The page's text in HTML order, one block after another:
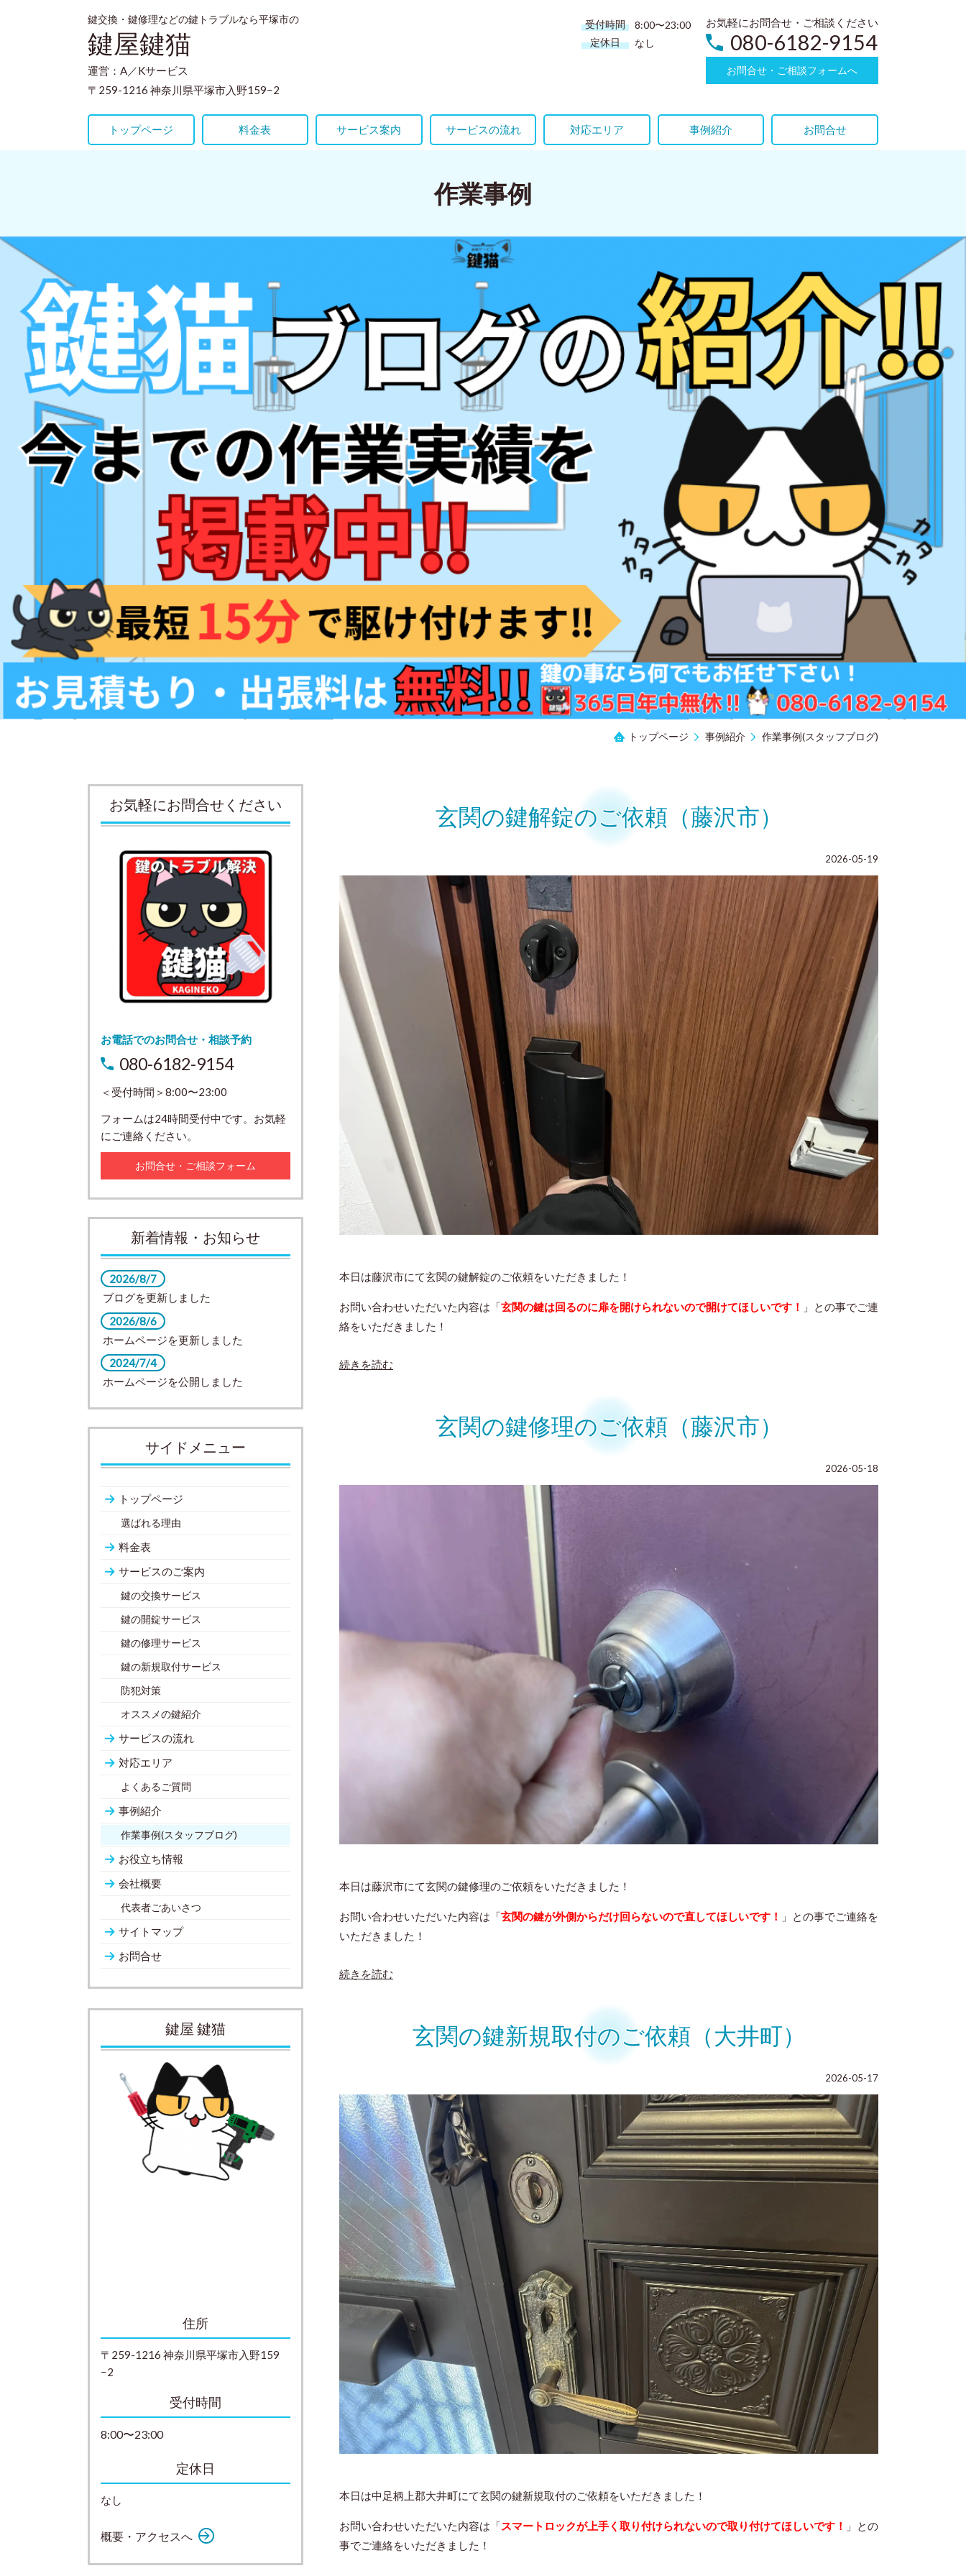
鍵交換・鍵修理などの鍵トラブルなら平塚市の
鍵屋鍵猫
運営：A／Kサービス
〒259-1216 神奈川県平塚市入野159−2
受付時間
8:00〜23:00
定休日
なし
お気軽にお問合せ・ご相談ください
080-6182-9154
お問合せ・ご相談フォームへ
トップページ 料金表 サービス案内 サービスの流れ 対応エリア 事例紹介 お問合せ
作業事例
トップページ 事例紹介 作業事例(スタッフブログ)
玄関の鍵解錠のご依頼（藤沢市）
2026-05-19
本日は藤沢市にて玄関の鍵解錠のご依頼をいただきました！
お問い合わせいただいた内容は「玄関の鍵は回るのに扉を開けられないので開けてほしいです！
」との事でご連
絡をいただきました！
続きを読む
玄関の鍵修理のご依頼（藤沢市）
2026-05-18
本日は藤沢市にて玄関の鍵修理のご依頼をいただきました！
お問い合わせいただいた内容は「玄関の鍵が外側からだけ回らないので直してほしいです！
」との事でご連絡を
いただきました！
続きを読む
玄関の鍵新規取付のご依頼（大井町）
2026-05-17
本日は中足柄上郡大井町にて玄関の鍵新規取付のご依頼をいただきました！
お問い合わせいただいた内容は「スマートロックが上手く取り付けられないので取り付けてほしいです！
」との
事でご連絡をいただきました！
お気軽にお問合せください
お電話でのお問合せ・相談予約
080-6182-9154
＜受付時間＞8:00〜23:00
フォームは24時間受付中です。お気軽
にご連絡ください。
お問合せ・ご相談フォーム
新着情報・お知らせ
2026/8/7
ブログを更新しました
2026/8/6
ホームページを更新しました
2024/7/4
ホームページを公開しました
サイドメニュー
トップページ
選ばれる理由
料金表
サービスのご案内
鍵の交換サービス
鍵の開錠サービス
鍵の修理サービス
鍵の新規取付サービス
防犯対策
オススメの鍵紹介
サービスの流れ
対応エリア
よくあるご質問
事例紹介
作業事例(スタッフブログ)
お役立ち情報
会社概要
代表者ごあいさつ
サイトマップ
お問合せ
鍵屋 鍵猫
住所
〒259-1216 神奈川県平塚市入野159
−2
受付時間
8:00〜23:00
定休日
なし
概要・アクセスへ